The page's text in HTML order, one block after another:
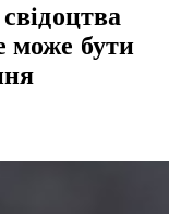
може бути